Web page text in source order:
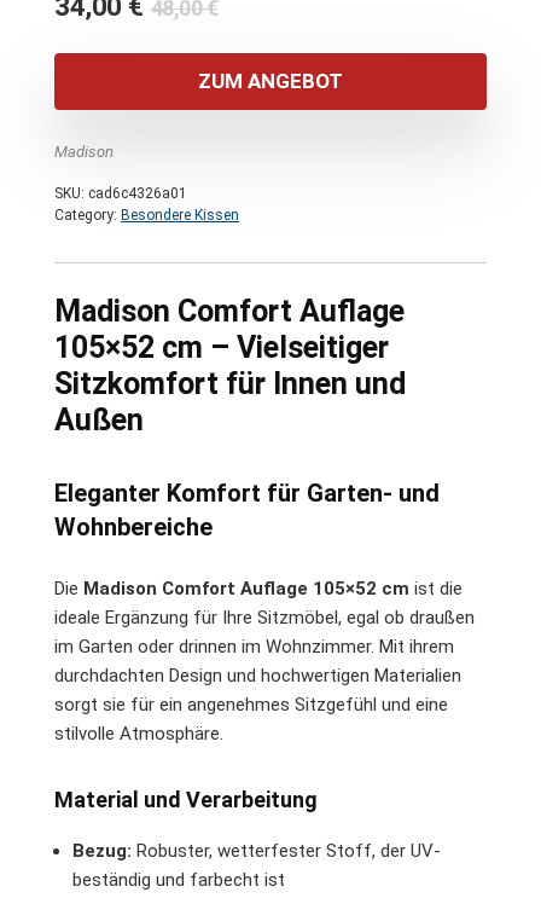
48,00€
war:
48,00 €
ist:
34,00 €.
ZUM ANGEBOT
Madison
SKU: cad6c4326a01
Category: Besondere Kissen
Madison Comfort Auflage
105×52 cm – Vielseitiger
Sitzkomfort für Innen und
Außen
Eleganter Komfort für Garten- und
Wohnbereiche
Die Madison Comfort Auflage 105×52 cm ist die
ideale Ergänzung für Ihre Sitzmöbel, egal ob draußen
im Garten oder drinnen im Wohnzimmer. Mit ihrem
durchdachten Design und hochwertigen Materialien
sorgt sie für ein angenehmes Sitzgefühl und eine
stilvolle Atmosphäre.
Material und Verarbeitung
Bezug: Robuster, wetterfester Stoff, der UV-
beständig und farbecht ist